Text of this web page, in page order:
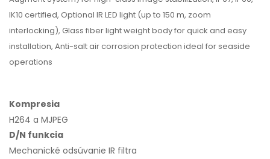
IK10 certified, Optional IR LED light (up to 150 m, zoom
interlocking), Glass fiber light weight body for quick and easy
installation, Anti-salt air corrosion protection ideal for seaside
operations
Kompresia
H264 a MJPEG
D/N funkcia
Mechanické odsúvanie IR filtra